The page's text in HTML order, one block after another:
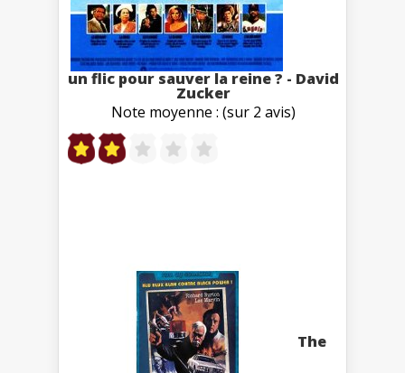
un flic pour sauver la reine ? - David
Zucker
Note moyenne : (sur 2 avis)
The